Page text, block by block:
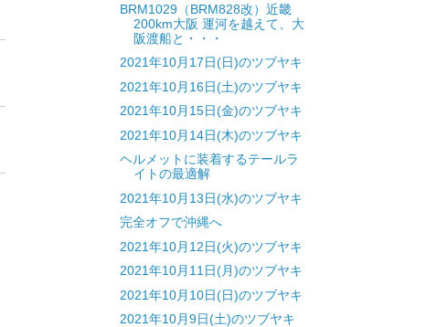
BRM1029（BRM828改）近畿
200km大阪 運河を越えて、大
阪渡船と・・・
2021年10月17日(日)のツブヤキ
2021年10月16日(土)のツブヤキ
2021年10月15日(金)のツブヤキ
2021年10月14日(木)のツブヤキ
ヘルメットに装着するテールラ
イトの最適解
2021年10月13日(水)のツブヤキ
完全オフで沖縄へ
2021年10月12日(火)のツブヤキ
2021年10月11日(月)のツブヤキ
2021年10月10日(日)のツブヤキ
2021年10月9日(土)のツブヤキ